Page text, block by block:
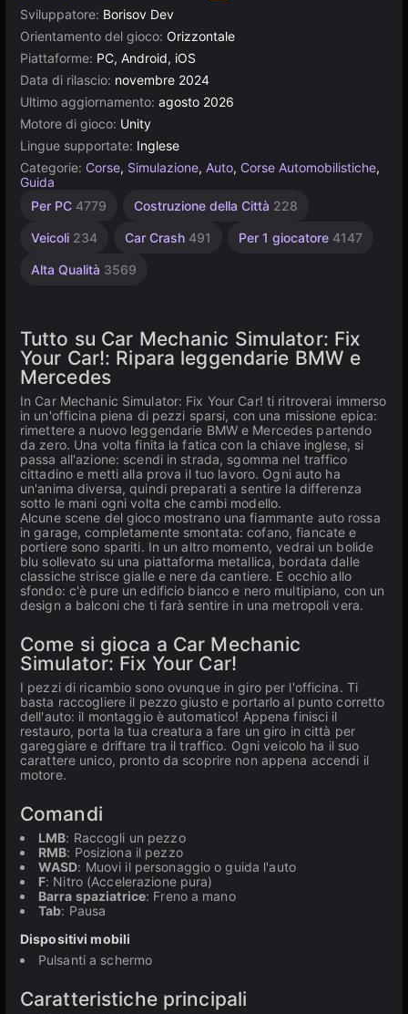
Sviluppatore: Borisov Dev
Orientamento del gioco: Orizzontale
Piattaforme: PC, Android, iOS
Data di rilascio: novembre 2024
Ultimo aggiornamento: agosto 2026
Motore di gioco: Unity
Lingue supportate: Inglese
Categorie: Corse, Simulazione, Auto, Corse Automobilistiche,
Guida
Per PC 4779 Costruzione della Città 228
Veicoli 234 Car Crash 491 Per 1 giocatore 4147
Alta Qualità 3569
Unity
3172
Tutto su Car Mechanic Simulator: Fix
Your Car!: Ripara leggendarie BMW e
Mercedes
In Car Mechanic Simulator: Fix Your Car! ti ritroverai immerso
in un'officina piena di pezzi sparsi, con una missione epica:
rimettere a nuovo leggendarie BMW e Mercedes partendo
da zero. Una volta finita la fatica con la chiave inglese, si
passa all'azione: scendi in strada, sgomma nel traffico
cittadino e metti alla prova il tuo lavoro. Ogni auto ha
un'anima diversa, quindi preparati a sentire la differenza
sotto le mani ogni volta che cambi modello.
Alcune scene del gioco mostrano una fiammante auto rossa
in garage, completamente smontata: cofano, fiancate e
portiere sono spariti. In un altro momento, vedrai un bolide
blu sollevato su una piattaforma metallica, bordata dalle
classiche strisce gialle e nere da cantiere. E occhio allo
sfondo: c'è pure un edificio bianco e nero multipiano, con un
design a balconi che ti farà sentire in una metropoli vera.
Come si gioca a Car Mechanic
Simulator: Fix Your Car!
I pezzi di ricambio sono ovunque in giro per l'officina. Ti
basta raccogliere il pezzo giusto e portarlo al punto corretto
dell'auto: il montaggio è automatico! Appena finisci il
restauro, porta la tua creatura a fare un giro in città per
gareggiare e driftare tra il traffico. Ogni veicolo ha il suo
carattere unico, pronto da scoprire non appena accendi il
motore.
Comandi
LMB: Raccogli un pezzo
RMB: Posiziona il pezzo
WASD: Muovi il personaggio o guida l'auto
F: Nitro (Accelerazione pura)
Barra spaziatrice: Freno a mano
Tab: Pausa
Dispositivi mobili
Pulsanti a schermo
Caratteristiche principali